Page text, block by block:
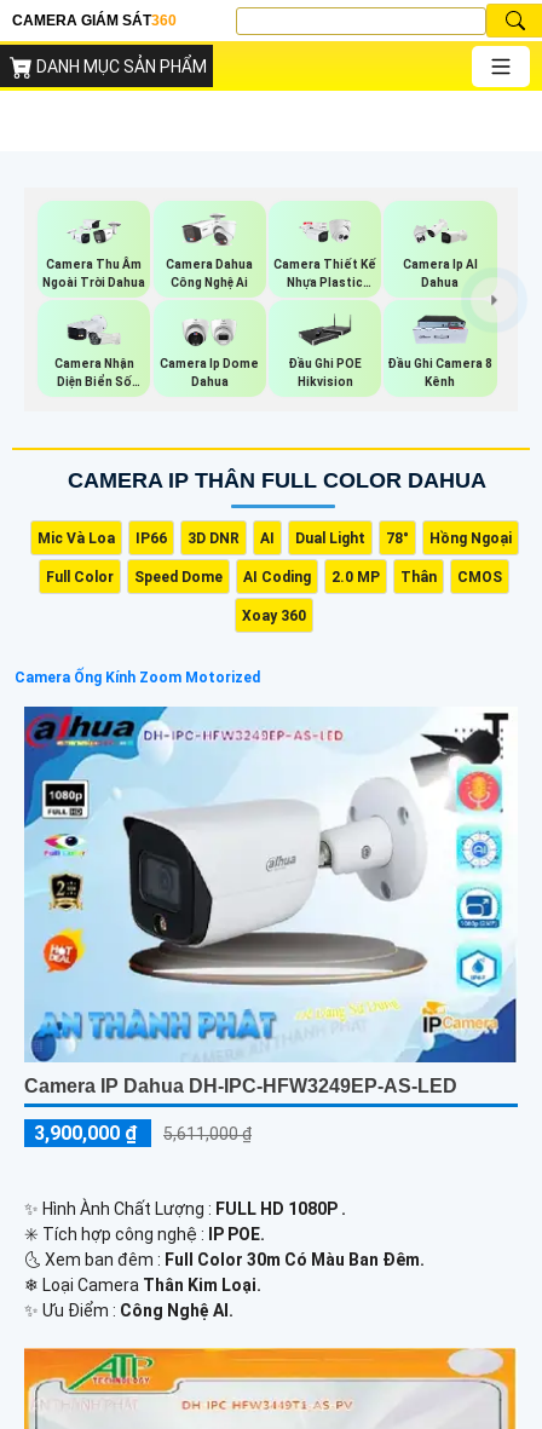
CAMERA GIÁM SÁT360
DANH MỤC SẢN PHẨM
Camera Thu Âm
Ngoài Trời Dahua
Camera Dahua
Công Nghệ Ai
Camera Thiết Kế
Nhựa Plastic
Dahua
Camera Ip AI
Dahua
Camera Nhận
Diện Biển Số
Dahua
Camera Ip Dome
Dahua
Đầu Ghi POE
Hikvision
Đầu Ghi Camera 8
Kênh
CAMERA IP THÂN FULL COLOR DAHUA
Mic Và Loa IP66 3D DNR AI Dual Light 78° Hồng Ngoại
Full Color Speed Dome AI Coding 2.0 MP Thân CMOS
Xoay 360
Camera Ống Kính Zoom Motorized
Camera IP Dahua DH-IPC-HFW3249EP-AS-LED
3,900,000 ₫ 5,611,000 ₫
✨ Hình Ành Chất Lượng : FULL HD 1080P .
✳️ Tích hợp công nghệ :
IP POE.
🌜 Xem ban đêm : Full Color 30m Có Màu Ban Đêm.
❄ Loại Camera Thân Kim Loại.
️✨ Ưu Điểm : Công Nghệ AI.